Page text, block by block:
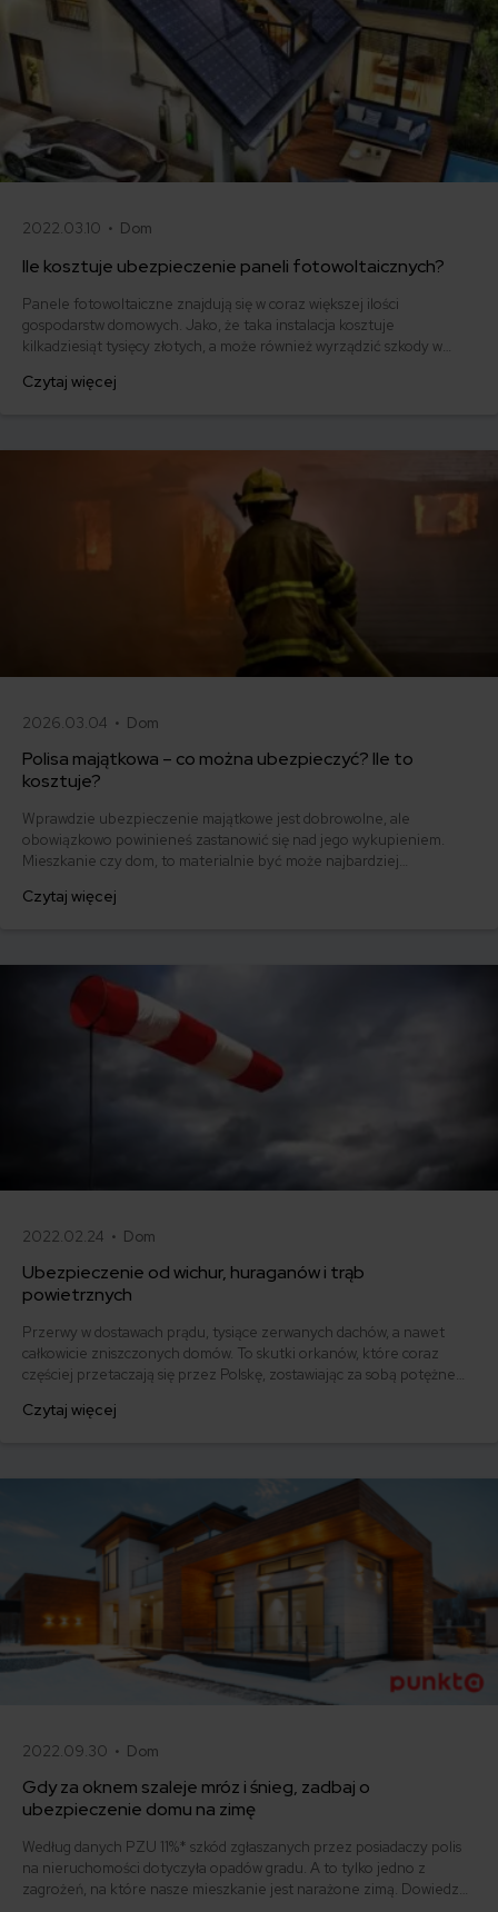
2022.03.10 • Dom
Ile kosztuje ubezpieczenie paneli fotowoltaicznych?
Panele fotowoltaiczne znajdują się w coraz większej ilości
gospodarstw domowych. Jako, że taka instalacja kosztuje
kilkadziesiąt tysięcy złotych, a może również wyrządzić szkody w
są jego opcje ubezpieczenia i ile to kosztuje?
Czytaj więcej
2026.03.04 • Dom
Polisa majątkowa – co można ubezpieczyć? Ile to
kosztuje?
Wprawdzie ubezpieczenie majątkowe jest dobrowolne, ale
obowiązkowo powinieneś zastanowić się nad jego wykupieniem.
Mieszkanie czy dom, to materialnie być może najbardziej
zalania mogą być ogromne. Polisa majątkowa na pewno jeszcze
Czytaj więcej
2022.02.24 • Dom
Ubezpieczenie od wichur, huraganów i trąb
powietrznych
Przerwy w dostawach prądu, tysiące zerwanych dachów, a nawet
całkowicie zniszczonych domów. To skutki orkanów, które coraz
częściej przetaczają się przez Polskę, zostawiając za sobą potężne
odszkodowanie z ubezpieczenia nieruchomości na wypadek wichur.
Czytaj więcej
2022.09.30 • Dom
Gdy za oknem szaleje mróz i śnieg, zadbaj o
ubezpieczenie domu na zimę
Według danych PZU 11%* szkód zgłaszanych przez posiadaczy polis
na nieruchomości dotyczyła opadów gradu. A to tylko jedno z
zagrożeń, na które nasze mieszkanie jest narażone zimą. Dowiedz